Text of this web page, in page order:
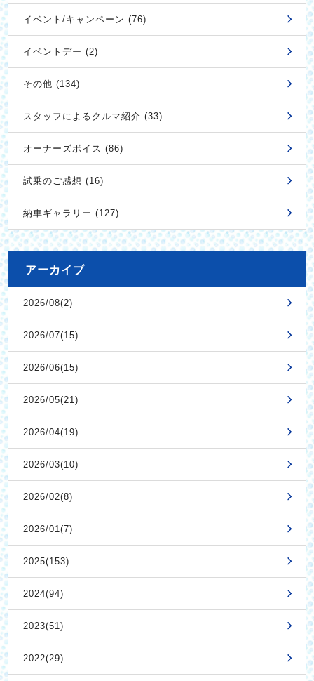
イベント/キャンペーン (76)
イベントデー (2)
その他 (134)
スタッフによるクルマ紹介 (33)
オーナーズボイス (86)
試乗のご感想 (16)
納車ギャラリー (127)
アーカイブ
2026/08(2)
2026/07(15)
2026/06(15)
2026/05(21)
2026/04(19)
2026/03(10)
2026/02(8)
2026/01(7)
2025(153)
2024(94)
2023(51)
2022(29)